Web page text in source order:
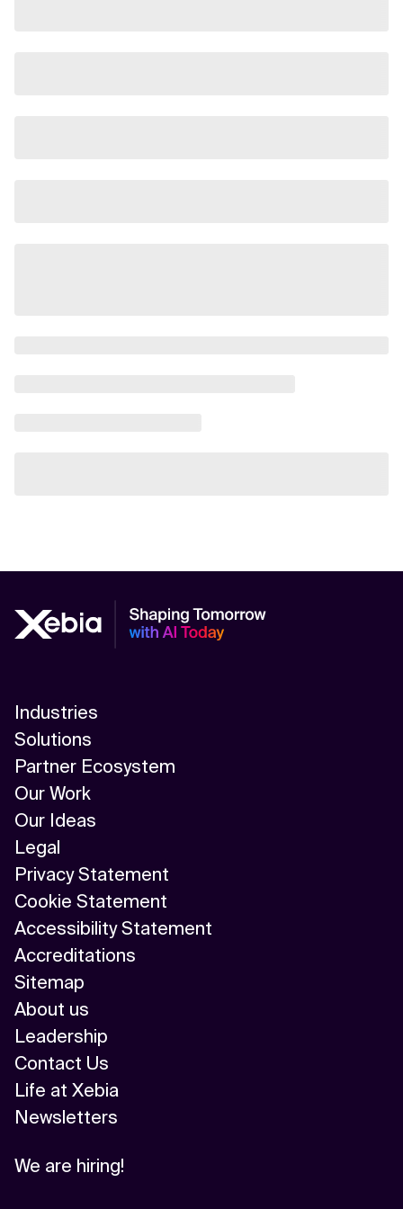
Industries
Solutions
Partner Ecosystem
Our Work
Our Ideas
Legal
Privacy Statement
Cookie Statement
Accessibility Statement
Accreditations
Sitemap
About us
Leadership
Contact Us
Life at Xebia
Newsletters
We are hiring!